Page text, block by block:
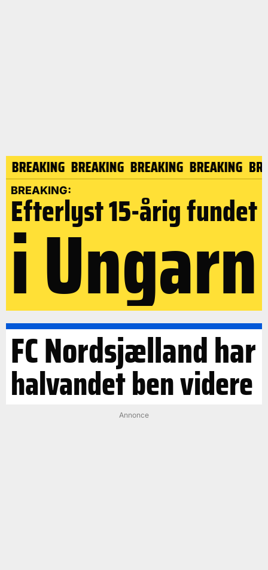
BREAKING BREAKING BREAKING BREAKING
BREAKING:
Efterlyst 15-årig fundet
i Ungarn
FC Nordsjælland har
halvandet ben videre
Annonce